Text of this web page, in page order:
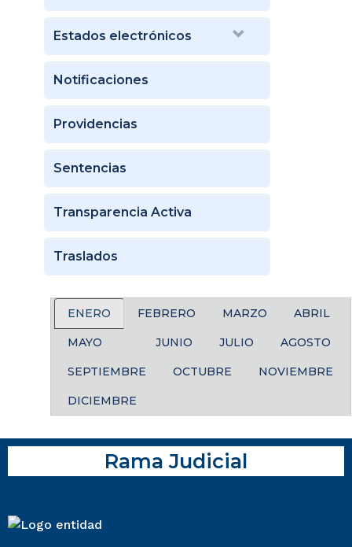
Estados electrónicos
Notificaciones
Providencias
Sentencias
Transparencia Activa
Traslados
ENERO FEBRERO MARZO ABRIL
MAYO JUNIO JULIO AGOSTO
SEPTIEMBRE OCTUBRE NOVIEMBRE
DICIEMBRE
Rama Judicial